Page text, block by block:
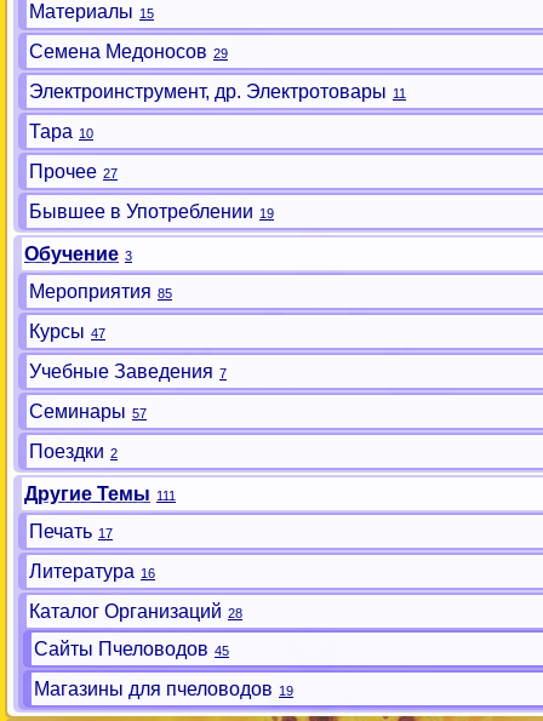
Материалы 15
Семена Медоносов 29
Электроинструмент, др. Электротовары 11
Тара 10
Прочее 27
Бывшее в Употреблении 19
Обучение 3
Мероприятия 85
Курсы 47
Учебные Заведения 7
Семинары 57
Поездки 2
Другие Темы 111
Печать 17
Литература 16
Каталог Организаций 28
Сайты Пчеловодов 45
Магазины для пчеловодов 19